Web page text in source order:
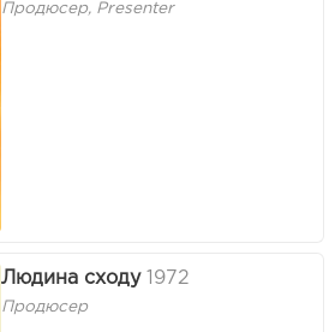
Продюсер, Presenter
Людина сходу 1972
Продюсер